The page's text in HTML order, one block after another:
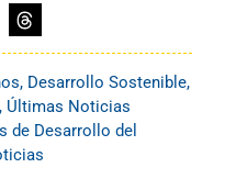
, Desarrollo Sostenible,
, Últimas Noticias
de Desarrollo del